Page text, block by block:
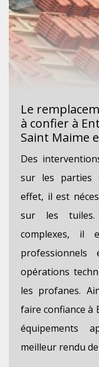
Le
à confier à
Saint Maime
Des
sur les parties
effet, il est
sur les
complexes, il
opérations
les profanes.
faire confiance à
équipements
meilleur rendu